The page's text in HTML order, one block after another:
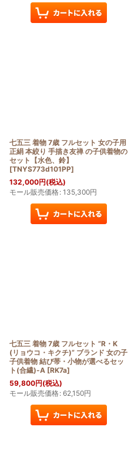
七五三 着物 7歳 フルセット 女の子用
正絹 本絞り 手描き友禅 の子供着物の
セット【水色、鈴】
[TNYS773d101PP]
132,000円(税込)
モール販売価格: 135,300円
七五三 着物 7歳 フルセット ”R・K
(リョウコ・キクチ)” ブランド 女の子
子供着物 結び帯・小物が選べるセッ
ト(合繊)-A [RK7a]
59,800円(税込)
モール販売価格: 62,150円